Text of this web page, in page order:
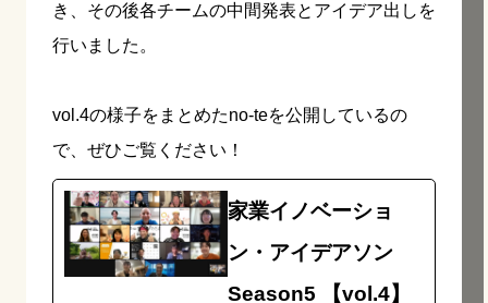
き、その後各チームの中間発表とアイデア出しを
行いました。
vol.4の様子をまとめたno-teを公開しているの
で、ぜひご覧ください！
家業イノベーショ
ン・アイデアソン
Season5 【vol.4】